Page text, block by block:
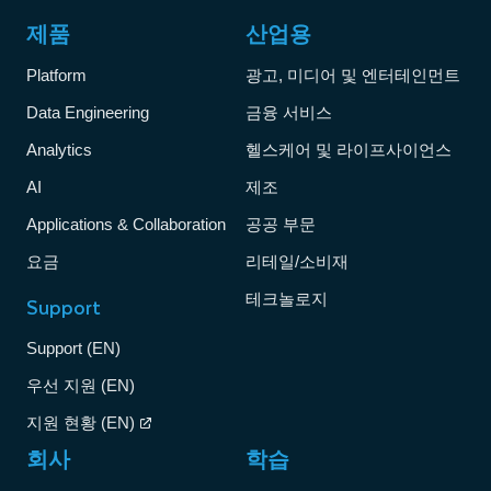
제품
Platform
Data Engineering
Analytics
AI
Applications & Collaboration
요금
Support
Support (EN)
우선 지원 (EN)
지원 현황 (EN)
산업용
광고, 미디어 및 엔터테인먼트
금융 서비스
헬스케어 및 라이프사이언스
제조
공공 부문
리테일/소비재
테크놀로지
회사 학습